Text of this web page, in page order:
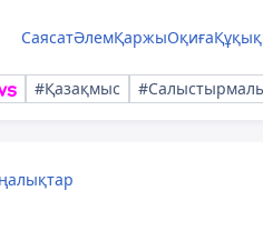
СаясатӘлемҚаржыОқиғаҚұқық
#Қазақмыс